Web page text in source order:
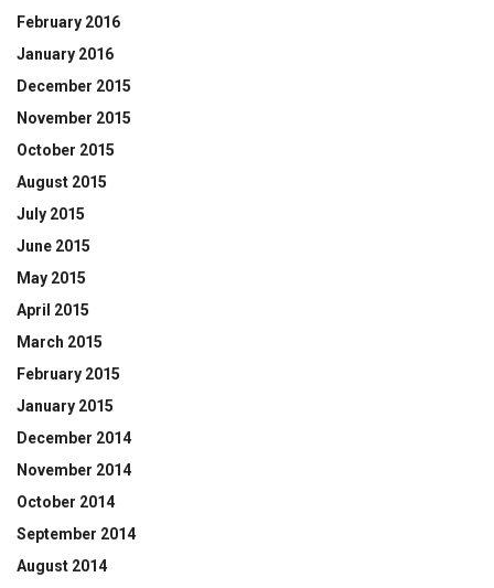
February 2016
January 2016
December 2015
November 2015
October 2015
August 2015
July 2015
June 2015
May 2015
April 2015
March 2015
February 2015
January 2015
December 2014
November 2014
October 2014
September 2014
August 2014